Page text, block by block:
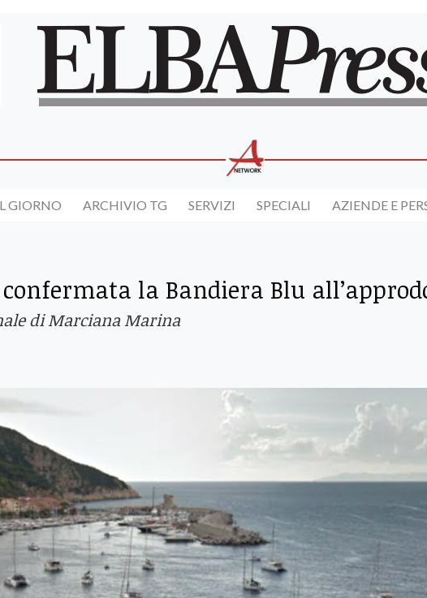
GIORNO ARCHIVIO TG SERVIZI SPECIALI AZIENDE E
la Bandiera Blu
di Marciana Marina